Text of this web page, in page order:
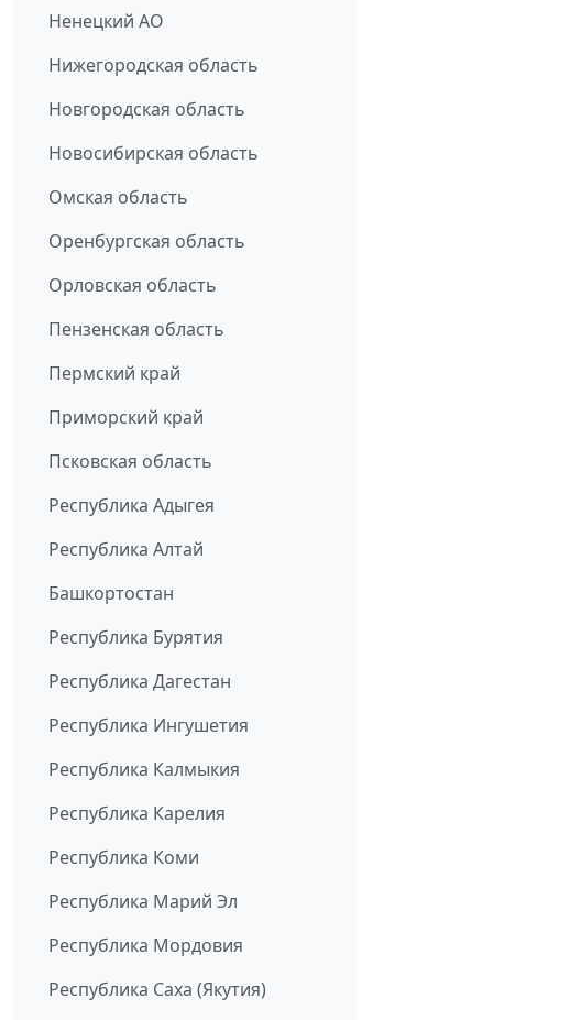
Ненецкий АО
Нижегородская область
Новгородская область
Новосибирская область
Омская область
Оренбургская область
Орловская область
Пензенская область
Пермский край
Приморский край
Псковская область
Республика Адыгея
Республика Алтай
Башкортостан
Республика Бурятия
Республика Дагестан
Республика Ингушетия
Республика Калмыкия
Республика Карелия
Республика Коми
Республика Марий Эл
Республика Мордовия
Республика Саха (Якутия)